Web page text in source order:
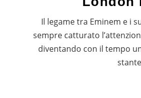
Il legame tra Eminem e i
sempre catturato
diventando con il tempo